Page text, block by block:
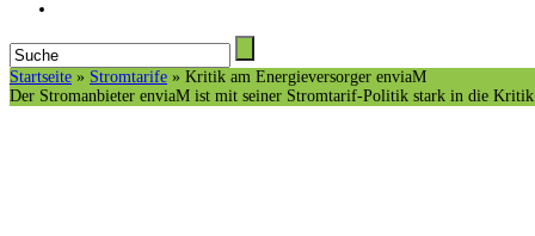
Startseite » Stromtarife » Kritik am Energieversorger enviaM
Der Stromanbieter enviaM ist mit seiner Stromtarif-Politik stark in die Kritik